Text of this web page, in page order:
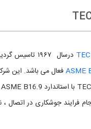
درسال ۱۹۶۷ تاسیس گردید. این شرکت در زمینه تولید اتصالات جوشی با استاندارد
ASME فعال می باشد. این شرکت در سال ۲۰۰۲
فرایند جوشکاری در اتصال ،